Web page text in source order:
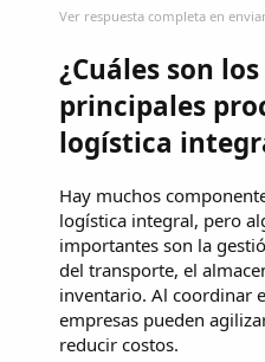
Ver respuesta completa en
¿Cuáles son
principales
logística
Hay muchos
logística integral, pero
importantes son la
del transporte, el
inventario. Al coordinar
empresas pueden
reducir costos.